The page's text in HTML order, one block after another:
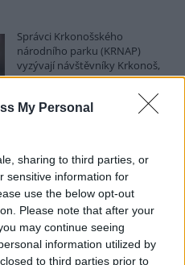
My Personal
sharing to third parties, or
sensitive information for
use the below opt-out
Please note that after your
may continue seeing
information utilized by
to third parties prior to
Správci Krkonošského
národního parku (KRNAP)
vyzývají návštěvníky Krkonoš,
aby ihned hlásili jakýkoli
zárodek možného požáru.
u pomníků či božích muk
vařičů v přírodě. Riziko vzniku
přichází další vlna veder, od
Celsia. Teplo bude i na
Vémolovi, bude mít nový